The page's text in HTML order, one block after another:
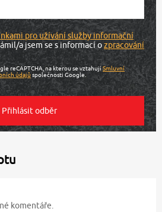
pro užívání služby informační
a jsem se s informací ozpracování
reCAPTCHA, na kterou se vztahujíSmluvní
údajů společnosti Google.
komentáře.